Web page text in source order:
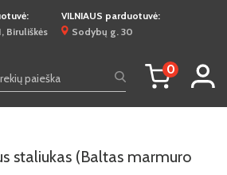
Biruliškės
VILNIAUS parduotuvė:
Sodybų g. 30
0
staliukas (Baltas marmuro